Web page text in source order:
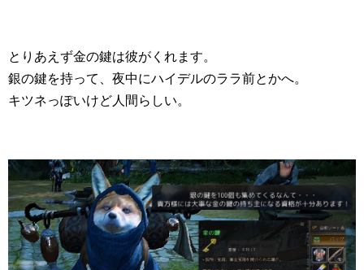
とりあえず金の鍵は彼がくれます。
銀の鍵を持って、夜中にハイデルのララ前とかへ。
キツネっぽいけど人間らしい。